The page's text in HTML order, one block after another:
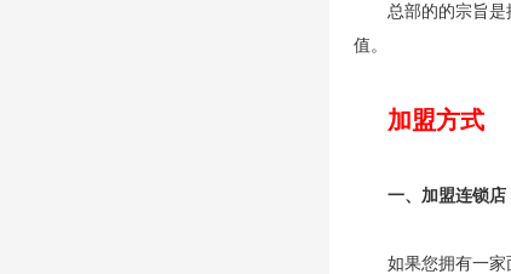
总部的的宗旨
值。
加盟方式
一、加盟连锁店
如果您拥有一家